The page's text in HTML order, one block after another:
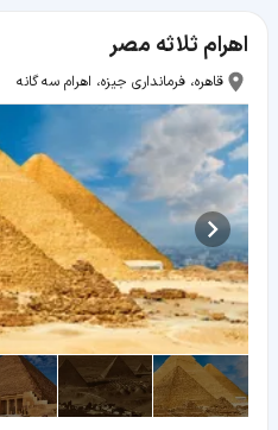
اهرام ثلاثه مصر
قاهره، فرمانداری جیزه، اهرام سه گانه